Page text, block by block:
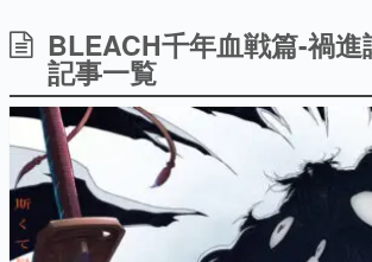
「経験値」「裏技」「ラスボス」…
の起源や用法の変遷を、コンピュー
イニーP氏が徹底調査。
カテゴリ
特集記事
マンガ